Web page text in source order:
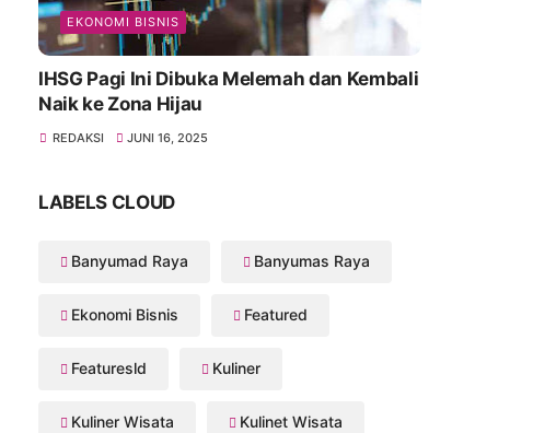
EKONOMI BISNIS
IHSG Pagi Ini Dibuka Melemah dan Kembali
Naik ke Zona Hijau
REDAKSI JUNI 16, 2025
LABELS CLOUD
Banyumad Raya Banyumas Raya
Ekonomi Bisnis Featured
Featuresld Kuliner
Kuliner Wisata Kulinet Wisata